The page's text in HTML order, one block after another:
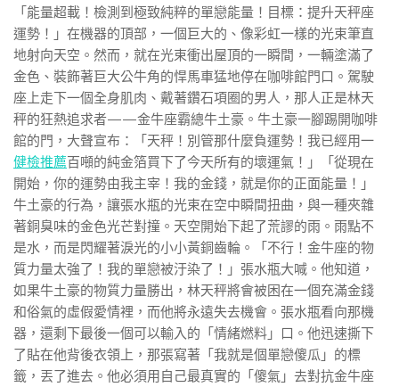
「能量超載！檢測到極致純粹的單戀能量！目標：提升天秤座
運勢！」在機器的頂部，一個巨大的、像彩虹一樣的光束筆直
地射向天空。然而，就在光束衝出屋頂的一瞬間，一輛塗滿了
金色、裝飾著巨大公牛角的悍馬車猛地停在咖啡館門口。駕駛
座上走下一個全身肌肉、戴著鑽石項圈的男人，那人正是林天
秤的狂熱追求者——金牛座霸總牛土豪。牛土豪一腳踢開咖啡
館的門，大聲宣布：「天秤！別管那什麼負運勢！我已經用一
健檢推薦百噸的純金箔買下了今天所有的壞運氣！」「從現在
開始，你的運勢由我主宰！我的金錢，就是你的正面能量！」
牛土豪的行為，讓張水瓶的光束在空中瞬間扭曲，與一種夾雜
著銅臭味的金色光芒對撞。天空開始下起了荒謬的雨。雨點不
是水，而是閃耀著淚光的小小黃銅齒輪。「不行！金牛座的物
質力量太強了！我的單戀被汙染了！」張水瓶大喊。他知道，
如果牛土豪的物質力量勝出，林天秤將會被困在一個充滿金錢
和俗氣的虛假愛情裡，而他將永遠失去機會。張水瓶看向那機
器，還剩下最後一個可以輸入的「情緒燃料」口。他迅速撕下
了貼在他背後衣領上，那張寫著「我就是個單戀傻瓜」的標
籤，丟了進去。他必須用自己最真實的「傻氣」去對抗金牛座